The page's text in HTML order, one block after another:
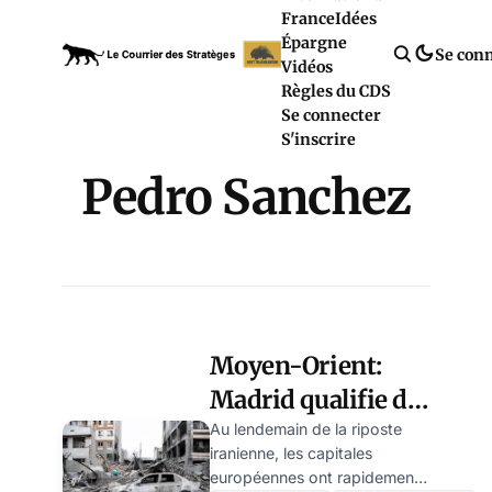
FranceIdées
Épargne
Vidéos
Règles du CDS
Se connecter
S'inscrire
Se
Pedro Sanchez
Moyen-Orient:
Madrid qualifie d’«
illégales » les
frappes israélo-
Au lendemain de la riposte
iranienne, les capitales
européennes ont rapidement